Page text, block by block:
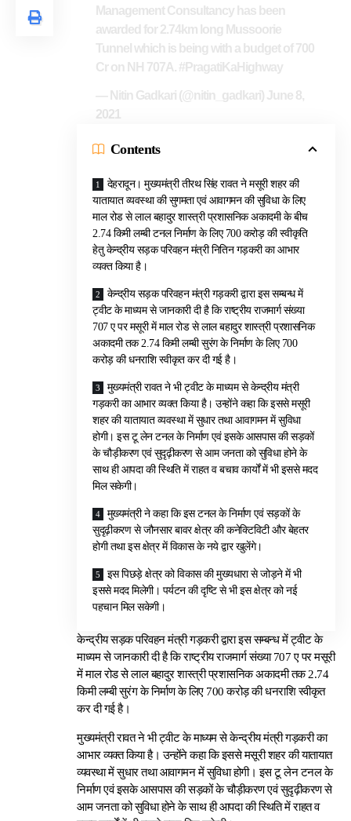
Management Consultancy has been
awarded for 2.74km long Mussoorie
Tunnel which is being with a budget of 700
Cr on NH 707A. #PragatiKaHighway
— Nitin Gadkari (@nitin_gadkari) June 8,
2021
Contents
देहरादून। मुख्यमंत्री तीरथ सिंह रावत ने मसूरी शहर की
यातायात व्यवस्था की सुगमता एवं आवागमन की सुविधा के लिए
माल रोड से लाल बहादुर शास्त्री प्रशासनिक अकादमी के बीच
2.74 किमी लम्बी टनल निर्माण के लिए 700 करोड़ की स्वीकृति
हेतु केन्द्रीय सड़क परिवहन मंत्री नितिन गड़करी का आभार
व्यक्त किया है।
केन्द्रीय सड़क परिवहन मंत्री गड़करी द्वारा इस सम्बन्ध में
ट्वीट के माध्यम से जानकारी दी है कि राष्ट्रीय राजमार्ग संख्या
707 ए पर मसूरी में माल रोड से लाल बहादुर शास्त्री प्रशासनिक
अकादमी तक 2.74 किमी लम्बी सुरंग के निर्माण के लिए 700
करोड़ की धनराशि स्वीकृत कर दी गई है।
मुख्यमंत्री रावत ने भी ट्वीट के माध्यम से केन्द्रीय मंत्री
गड़करी का आभार व्यक्त किया है। उन्होंने कहा कि इससे मसूरी
शहर की यातायात व्यवस्था में सुधार तथा आवागमन में सुविधा
होगी। इस टू लेन टनल के निर्माण एवं इसके आसपास की सड़कों
के चौड़ीकरण एवं सुदृढ़ीकरण से आम जनता को सुविधा होने के
साथ ही आपदा की स्थिति में राहत व बचाव कार्यों में भी इससे मदद
मिल सकेगी।
मुख्यमंत्री ने कहा कि इस टनल के निर्माण एवं सड़कों के
सुदृढ़ीकरण से जौनसार बावर क्षेत्र की कनेक्टिविटी और बेहतर
होगी तथा इस क्षेत्र में विकास के नये द्वार खुलेंगे।
इस पिछड़े क्षेत्र को विकास की मुख्यधारा से जोड़ने में भी
इससे मदद मिलेगी। पर्यटन की दृष्टि से भी इस क्षेत्र को नई
पहचान मिल सकेगी।
केन्द्रीय सड़क परिवहन मंत्री गड़करी द्वारा इस सम्बन्ध में ट्वीट के
माध्यम से जानकारी दी है कि राष्ट्रीय राजमार्ग संख्या 707 ए पर मसूरी
में माल रोड से लाल बहादुर शास्त्री प्रशासनिक अकादमी तक 2.74
किमी लम्बी सुरंग के निर्माण के लिए 700 करोड़ की धनराशि स्वीकृत
कर दी गई है।
मुख्यमंत्री रावत ने भी ट्वीट के माध्यम से केन्द्रीय मंत्री गड़करी का
आभार व्यक्त किया है। उन्होंने कहा कि इससे मसूरी शहर की यातायात
व्यवस्था में सुधार तथा आवागमन में सुविधा होगी। इस टू लेन टनल के
निर्माण एवं इसके आसपास की सड़कों के चौड़ीकरण एवं सुदृढ़ीकरण से
आम जनता को सुविधा होने के साथ ही आपदा की स्थिति में राहत व